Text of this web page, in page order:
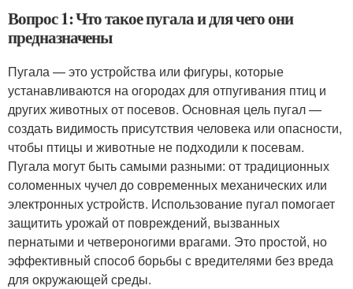
Вопрос 1: Что такое пугала и для чего они
предназначены
Пугала — это устройства или фигуры, которые
устанавливаются на огородах для отпугивания птиц и
других животных от посевов. Основная цель пугал —
создать видимость присутствия человека или опасности,
чтобы птицы и животные не подходили к посевам.
Пугала могут быть самыми разными: от традиционных
соломенных чучел до современных механических или
электронных устройств. Использование пугал помогает
защитить урожай от повреждений, вызванных
пернатыми и четвероногими врагами. Это простой, но
эффективный способ борьбы с вредителями без вреда
для окружающей среды.